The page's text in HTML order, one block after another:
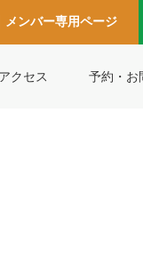
メンバー専用ページ
アクセス 予約・お